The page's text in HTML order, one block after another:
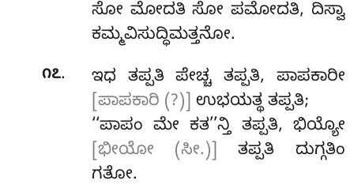
ಸೋ ಮೋದತಿ ಸೋ ಪಮೋದತಿ, ದಿಸ್ವಾ
ಕಮ್ಮವಿಸುದ್ಧಿಮತ್ತನೋ.
೧೭.
ಇಧ ತಪ್ಪತಿ ಪೇಚ್ಚ ತಪ್ಪತಿ, ಪಾಪಕಾರೀ
[ಪಾಪಕಾರಿ (?)] ಉಭಯತ್ಥ ತಪ್ಪತಿ;
‘‘ಪಾಪಂ ಮೇ ಕತ’’ನ್ತಿ ತಪ್ಪತಿ, ಭಿಯ್ಯೋ
[ಭೀಯೋ (ಸೀ.)]
ತಪ್ಪತಿ ದುಗ್ಗತಿಂ
ಗತೋ.